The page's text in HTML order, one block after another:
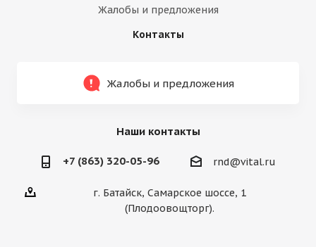
Жалобы и предложения
Контакты
Жалобы и предложения
Наши контакты
+7 (863) 320-05-96 rnd@vital.ru
г. Батайск, Самарское шоссе, 1
(Плодоовощторг).